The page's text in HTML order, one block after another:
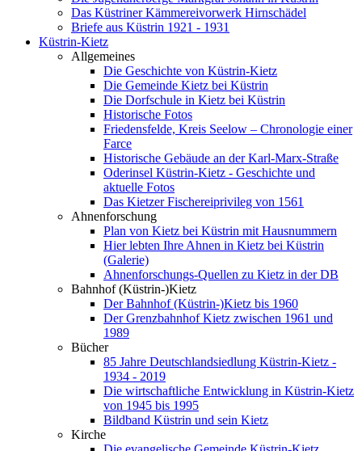
Das Küstriner Kämmereivorwerk Hirnschädel
Briefe aus Küstrin 1921 - 1931
Küstrin-Kietz
Allgemeines
Die Geschichte von Küstrin-Kietz
Die Gemeinde Kietz bei Küstrin
Die Dorfschule in Kietz bei Küstrin
Historische Fotos
Friedensfelde, Kreis Seelow – Chronologie einer
Farce
Historische Gebäude an der Karl-Marx-Straße
Oderinsel Küstrin-Kietz - Geschichte und
aktuelle Fotos
Das Kietzer Fischereiprivileg von 1561
Ahnenforschung
Plan von Kietz bei Küstrin mit Hausnummern
Hier lebten Ihre Ahnen in Kietz bei Küstrin
(Galerie)
Ahnenforschungs-Quellen zu Kietz in der DB
Bahnhof (Küstrin-)Kietz
Der Bahnhof (Küstrin-)Kietz bis 1960
Der Grenzbahnhof Kietz zwischen 1961 und
1989
Bücher
85 Jahre Deutschlandsiedlung Küstrin-Kietz -
1934 - 2019
Die wirtschaftliche Entwicklung in Küstrin-Kietz
von 1945 bis 1995
Bildband Küstrin und sein Kietz
Kirche